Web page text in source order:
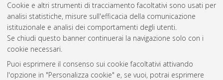
Cookie e altri strumenti di tracciamento facoltativi sono usati per
analisi statistiche, misure sull'efficacia della comunicazione
istituzionale e analisi dei comportamenti degli utenti.
Se chiudi questo banner continuerai la navigazione solo con i
cookie necessari.
Puoi esprimere il consenso sui cookie facoltativi attivando
l'opzione in "Personalizza cookie" e, se vuoi, potrai esprimere
Questa lista e' stata generata ilSun Aug 9 20:31:37 2026
Atom
Rss 1.0